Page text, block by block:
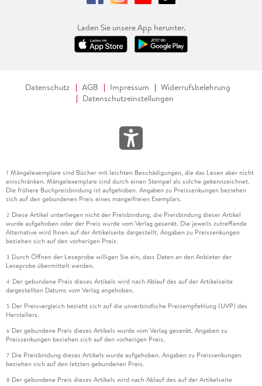
Laden Sie unsere App herunter.
Datenschutz AGB Impressum
Widerrufsbelehrung
Datenschutzeinstellungen
1 Mängelexemplare sind Bücher mit leichten Beschädigungen, die das Lesen aber nicht
einschränken. Mängelexemplare sind durch einen Stempel als solche gekennzeichnet.
Die frühere Buchpreisbindung ist aufgehoben. Angaben zu Preissenkungen beziehen
sich auf den gebundenen Preis eines mangelfreien Exemplars.
2 Diese Artikel unterliegen nicht der Preisbindung, die Preisbindung dieser Artikel
wurde aufgehoben oder der Preis wurde vom Verlag gesenkt. Die jeweils zutreffende
Alternative wird Ihnen auf der Artikelseite dargestellt. Angaben zu Preissenkungen
beziehen sich auf den vorherigen Preis.
3 Durch Öffnen der Leseprobe willigen Sie ein, dass Daten an den Anbieter der
Leseprobe übermittelt werden.
4 Der gebundene Preis dieses Artikels wird nach Ablauf des auf der Artikelseite
dargestellten Datums vom Verlag angehoben.
5 Der Preisvergleich bezieht sich auf die unverbindliche Preisempfehlung (UVP) des
Herstellers.
6 Der gebundene Preis dieses Artikels wurde vom Verlag gesenkt. Angaben zu
Preissenkungen beziehen sich auf den vorherigen Preis.
7 Die Preisbindung dieses Artikels wurde aufgehoben. Angaben zu Preissenkungen
beziehen sich auf den letzten gebundenen Preis.
8 Der gebundene Preis dieses Artikels wird nach Ablauf des auf der Artikelseite